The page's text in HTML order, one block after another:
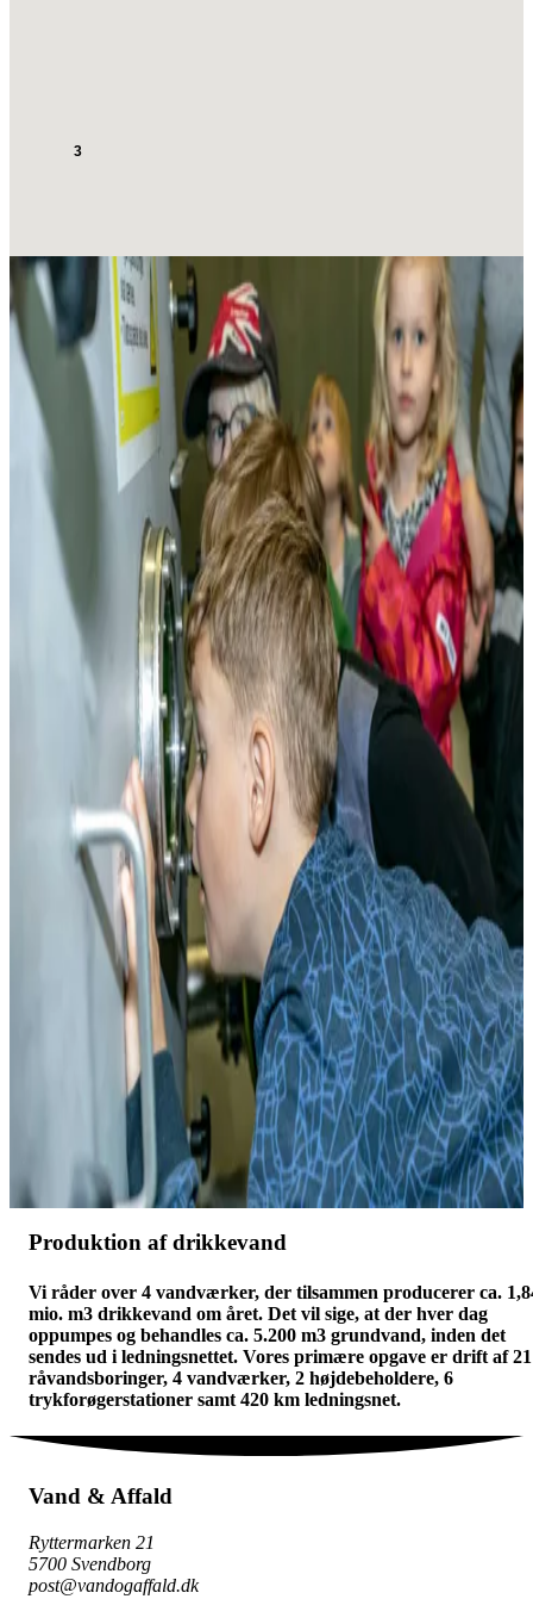
3
Produktion af drikkevand
Vi råder over 4 vandværker, der tilsammen producerer ca.
mio. m3 drikkevand om året. Det vil sige, at der hver dag
oppumpes og behandles ca. 5.200 m3 grundvand, inden det
sendes ud i ledningsnettet. Vores primære opgave er drift af 21
råvandsboringer, 4 vandværker, 2 højdebeholdere, 6
trykforøgerstationer samt 420 km ledningsnet.
Vand & Affald
Ryttermarken 21
5700 Svendborg
post@vandogaffald.dk